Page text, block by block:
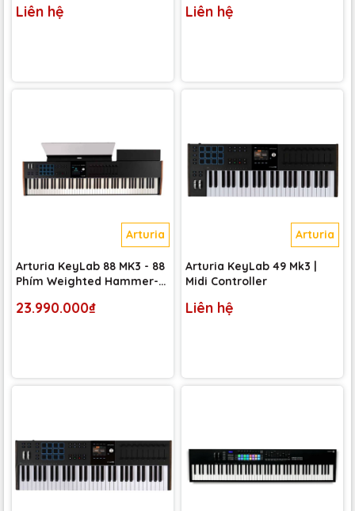
Liên hệ Liên hệ
Arturia
Arturia KeyLab 88 MK3 - 88
Phím Weighted Hammer-
23.990.000₫
Arturia
Arturia KeyLab 49 Mk3 |
Midi Controller
Liên hệ